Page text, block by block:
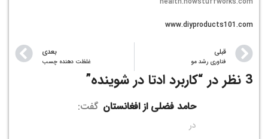
www.diyproducts101.com
قبلی
فناوری رشد مو
بعدی
غلظت دهنده چسب
3 نظر در “ کاربرد ادتا در شوینده”
حامد فضلی از افغانستان گفت:
در